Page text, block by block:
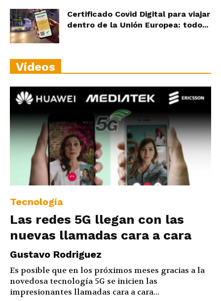
Certificado Covid Digital para viajar
dentro de la Unión Europea: todo...
Vídeos
Tecnología
Las redes 5G llegan con las
nuevas llamadas cara a cara
Gustavo Rodriguez
Es posible que en los próximos meses gracias a la
novedosa tecnología 5G se inicien las
impresionantes llamadas cara a cara...